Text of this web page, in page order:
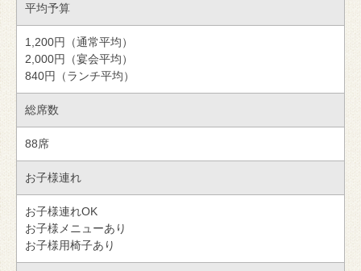
平均予算
1,200円（通常平均）
2,000円（宴会平均）
840円（ランチ平均）
総席数
88席
お子様連れ
お子様連れOK
お子様メニューあり
お子様用椅子あり